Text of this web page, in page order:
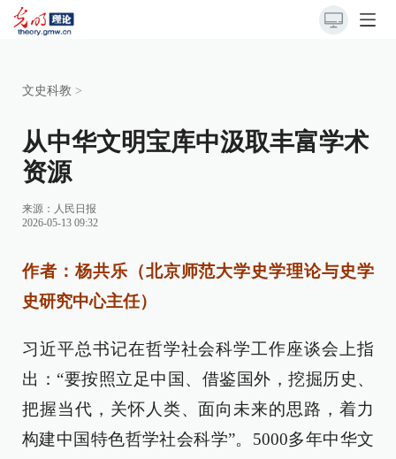
文史科教 >
从中华文明宝库中汲取丰富学术
资源
来源： 人民日报
2026-05-13 09:32
作者：杨共乐（北京师范大学史学理论与史学
史研究中心主任）
习近平总书记在哲学社会科学工作座谈会上指
出：“要按照立足中国、借鉴国外，挖掘历史、
把握当代，关怀人类、面向未来的思路，着力
构建中国特色哲学社会科学”。5000多年中华文